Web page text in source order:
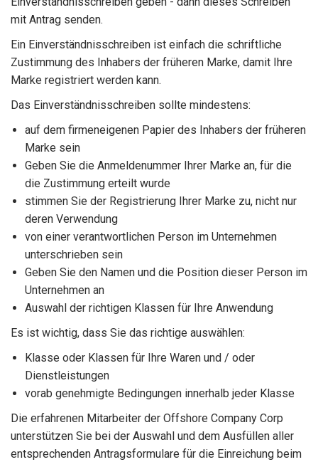
mit Antrag senden.
Ein Einverständnisschreiben ist einfach die schriftliche
Zustimmung des Inhabers der früheren Marke, damit Ihre
Marke registriert werden kann.
Das Einverständnisschreiben sollte mindestens:
auf dem firmeneigenen Papier des Inhabers der früheren
Marke sein
Geben Sie die Anmeldenummer Ihrer Marke an, für die
die Zustimmung erteilt wurde
stimmen Sie der Registrierung Ihrer Marke zu, nicht nur
deren Verwendung
von einer verantwortlichen Person im Unternehmen
unterschrieben sein
Geben Sie den Namen und die Position dieser Person im
Unternehmen an
Auswahl der richtigen Klassen für Ihre Anwendung
Es ist wichtig, dass Sie das richtige auswählen:
Klasse oder Klassen für Ihre Waren und / oder
Dienstleistungen
vorab genehmigte Bedingungen innerhalb jeder Klasse
Die erfahrenen Mitarbeiter der Offshore Company Corp
unterstützen Sie bei der Auswahl und dem Ausfüllen aller
entsprechenden Antragsformulare für die Einreichung beim